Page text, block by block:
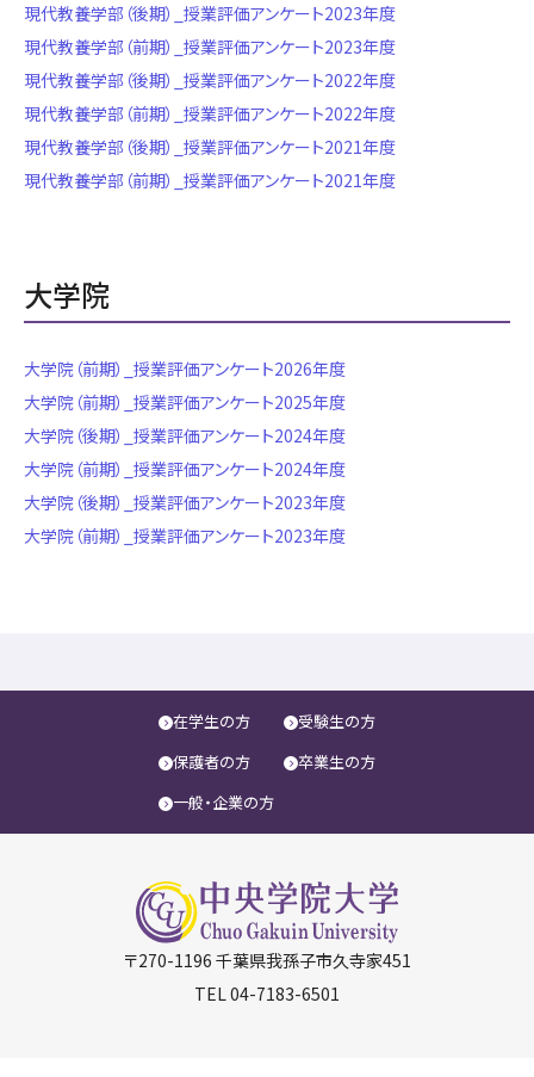
現代教養学部（後期）_授業評価アンケート2023年度
現代教養学部（前期）_授業評価アンケート2023年度
現代教養学部（後期）_授業評価アンケート2022年度
現代教養学部（前期）_授業評価アンケート2022年度
現代教養学部（後期）_授業評価アンケート2021年度
現代教養学部（前期）_授業評価アンケート2021年度
大学院
大学院（前期）_授業評価アンケート2026年度
大学院（前期）_授業評価アンケート2025年度
大学院（後期）_授業評価アンケート2024年度
大学院（前期）_授業評価アンケート2024年度
大学院（後期）_授業評価アンケート2023年度
大学院（前期）_授業評価アンケート2023年度
在学生の方
受験生の方
保護者の方
卒業生の方
一般・企業の方
〒270-1196 千葉県我孫子市久寺家451
TEL04-7183-6501